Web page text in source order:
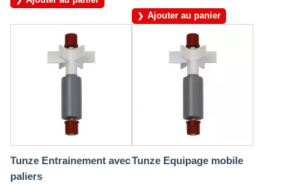
Ajouter au panier
Tunze Entrainement avec
paliers
Tunze Equipage mobile